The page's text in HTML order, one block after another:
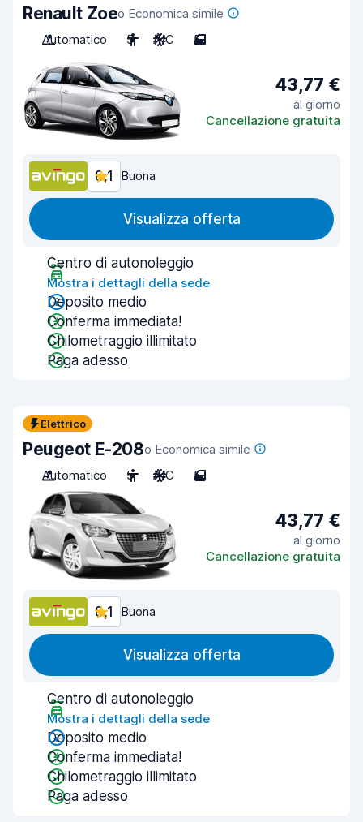
Renault Zoeo Economica simile
Automatico
5 A/C 5
43,77 €
al giorno
Cancellazione gratuita
8,1 Buona
Visualizza offerta
Centro di autonoleggio
Mostra i dettagli della sede
Deposito medio
Conferma immediata!
Chilometraggio illimitato
Paga adesso
Elettrico
Peugeot E-208o Economica simile
Automatico
5 A/C 5
43,77 €
al giorno
Cancellazione gratuita
8,1 Buona
Visualizza offerta
Centro di autonoleggio
Mostra i dettagli della sede
Deposito medio
Conferma immediata!
Chilometraggio illimitato
Paga adesso